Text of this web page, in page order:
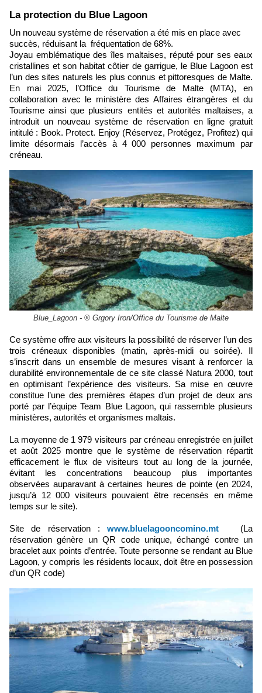
​La protection du Blue Lagoon
Un nouveau système de réservation a été mis en place avec
succès, réduisant la fréquentation de 68%.
Joyau emblématique des îles maltaises, réputé pour ses eaux
cristallines et son habitat côtier de garrigue, le Blue Lagoon est
l’un des sites naturels les plus connus et pittoresques de Malte.
En mai 2025, l’Office du Tourisme de Malte (MTA), en
collaboration avec le ministère des Affaires étrangères et du
Tourisme ainsi que plusieurs entités et autorités maltaises, a
introduit un nouveau système de réservation en ligne gratuit
intitulé : Book. Protect. Enjoy (Réservez, Protégez, Profitez) qui
limite désormais l’accès à 4 000 personnes maximum par
créneau.
Blue_Lagoon - ® Grgory Iron/Office du Tourisme de Malte
Ce système offre aux visiteurs la possibilité de réserver l’un des
trois créneaux disponibles (matin, après-midi ou soirée). Il
s’inscrit dans un ensemble de mesures visant à renforcer la
durabilité environnementale de ce site classé Natura 2000, tout
en optimisant l’expérience des visiteurs. Sa mise en œuvre
constitue l’une des premières étapes d’un projet de deux ans
porté par l’équipe Team Blue Lagoon, qui rassemble plusieurs
ministères, autorités et organismes maltais.
La moyenne de 1 979 visiteurs par créneau enregistrée en juillet
et août 2025 montre que le système de réservation répartit
efficacement le flux de visiteurs tout au long de la journée,
évitant les concentrations beaucoup plus importantes
observées auparavant à certaines heures de pointe (en 2024,
jusqu’à 12 000 visiteurs pouvaient être recensés en même
temps sur le site).
Site de réservation :www.bluelagooncomino.mt (La
réservation génère un QR code unique, échangé contre un
bracelet aux points d’entrée. Toute personne se rendant au Blue
Lagoon, y compris les résidents locaux, doit être en possession
d’un QR code)